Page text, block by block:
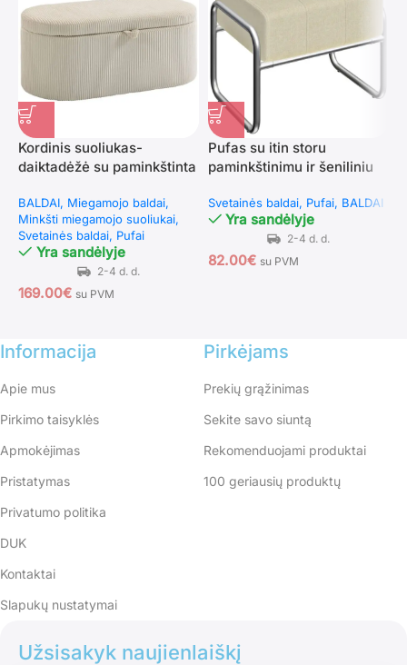
Kordinis suoliukas-
daiktadėžė su paminkštinta
BALDAI Miegamojo baldai
Minkšti miegamojo suoliukai
Svetainės baldai Pufai
Yra sandėlyje
169.00€ su PVM
Pufas su itin storu
paminkštinimu ir šeniliniu
Svetainės baldai Pufai BALDAI
Yra sandėlyje
82.00€ su PVM
Informacija
Apie mus
Pirkimo taisyklės
Apmokėjimas
Pristatymas
Privatumo politika
DUK
Kontaktai
Slapukų nustatymai
Pirkėjams
Prekių grąžinimas
Sekite savo siuntą
Rekomenduojami produktai
100 geriausių produktų
Užsisakyk naujienlaiškį